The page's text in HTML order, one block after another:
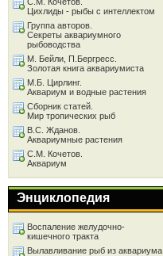
Цихлиды - рыбы с интеллектом
Группа авторов.
Секреты аквариумного
рыбоводства
М. Бейли, П.Бергресс.
Золотая книга аквариумиста
М.Б. Цирлинг.
Аквариум и водные растения
Сборник статей.
Мир тропических рыб
В.С. Жданов.
Аквариумные растения
С.М. Кочетов.
Аквариум
Энциклопедия
Воспаление желудочно-
кишечного тракта
Вылавливание рыб из аквариума